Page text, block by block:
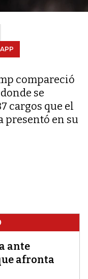
compareció
se
cargos que el
presentó en su
ante
afronta